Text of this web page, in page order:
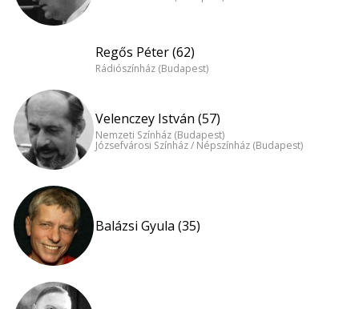
Regős Péter (62)
Rádiószínház (Budapest)
Velenczey István (57)
Nemzeti Színház (Budapest)
Józsefvárosi Színház / Népszínház (Budapest)
Balázsi Gyula (35)